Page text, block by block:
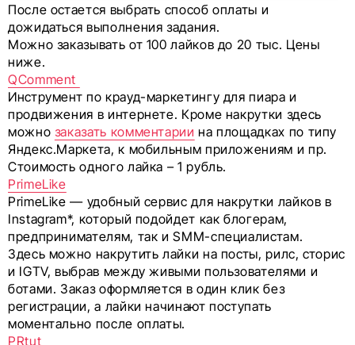
После остается выбрать способ оплаты и
дожидаться выполнения задания.
Можно заказывать от 100 лайков до 20 тыс. Цены
ниже.
QComment
Инструмент по крауд-маркетингу для пиара и
продвижения в интернете. Кроме накрутки здесь
можно заказать комментарии на площадках по типу
Яндекс.Маркета, к мобильным приложениям и пр.
Стоимость одного лайка – 1 рубль.
PrimeLike
PrimeLike — удобный сервис для накрутки лайков в
Instagram*, который подойдет как блогерам,
предпринимателям, так и SMM-специалистам.
Здесь можно накрутить лайки на посты, рилс, сторис
и IGTV, выбрав между живыми пользователями и
ботами. Заказ оформляется в один клик без
регистрации, а лайки начинают поступать
моментально после оплаты.
PRtut